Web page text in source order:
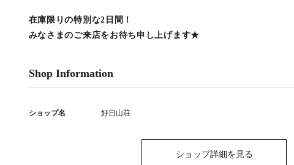
在庫限りの特別な2日間！
みなさまのご来店をお待ち申し上げます★
Shop Information
ショップ名 好日山荘
ショップ詳細を見る